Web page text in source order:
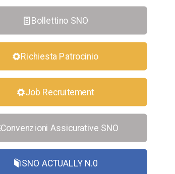
Bollettino SNO
Richiesta Patrocinio
Job Recruitement
Convenzioni Assicurative SNO
SNO ACTUALLY N.0